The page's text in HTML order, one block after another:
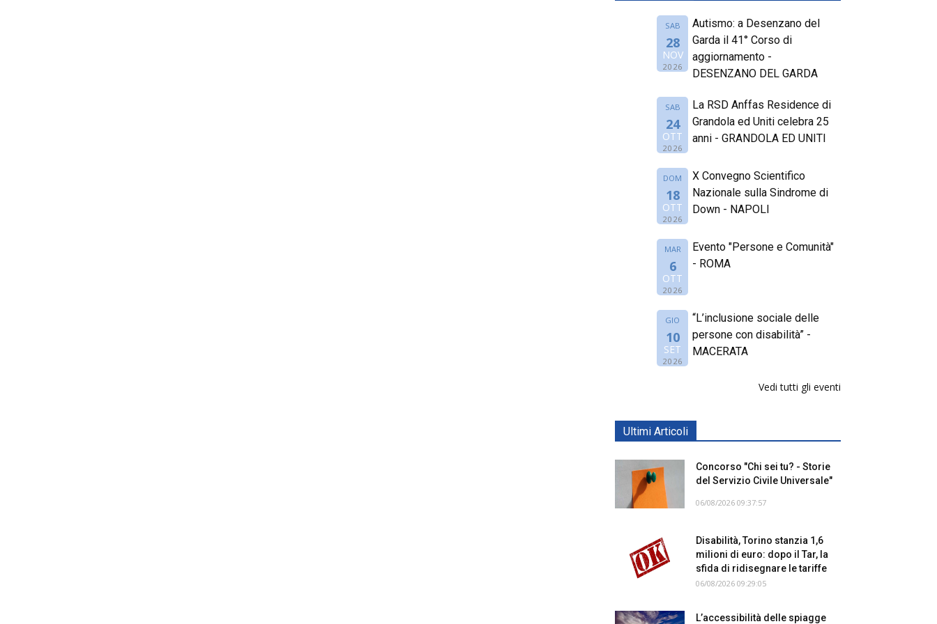
SAB
28
NOV
2026
Autismo: a Desenzano del
Garda il 41° Corso di
aggiornamento -
DESENZANO DEL GARDA
SAB
24
OTT
2026
La RSD Anffas Residence di
Grandola ed Uniti celebra 25
anni - GRANDOLA ED UNITI
DOM
18
OTT
2026
X Convegno Scientifico
Nazionale sulla Sindrome di
Down - NAPOLI
MAR
6
OTT
2026
Evento "Persone e Comunità"
- ROMA
GIO
10
SET
2026
“L’inclusione sociale delle
persone con disabilità” -
MACERATA
Vedi tutti gli eventi
Ultimi Articoli
Concorso "Chi sei tu? - Storie
del Servizio Civile Universale"
06/08/2026 09:37:57
Disabilità, Torino stanzia 1,6
milioni di euro: dopo il Tar, la
sfida di ridisegnare le tariffe
06/08/2026 09:29:05
L’accessibilità delle spiagge